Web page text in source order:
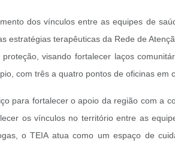
dos vínculos entre as equipes de
estratégias terapêuticas da Rede de
visando fortalecer laços
com três a quatro pontos de oficinas em
para fortalecer o apoio da região com a
os vínculos no território entre as
o TEIA atua como um espaço de